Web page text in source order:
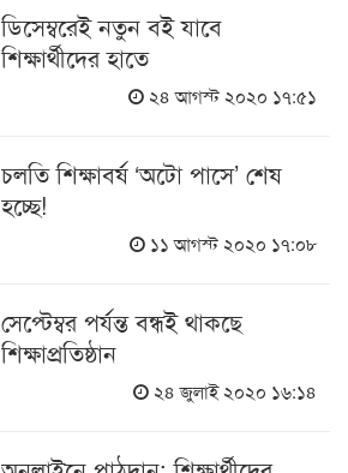
ডিসেম্বরেই নতুন বই যাবে
শিক্ষার্থীদের হাতে
২৪ আগস্ট ২০২০ ১৭:৫১
চলতি শিক্ষাবর্ষ ‘অটো পাসে’ শেষ
হচ্ছে!
১১ আগস্ট ২০২০ ১৭:০৮
সেপ্টেম্বর পর্যন্ত বন্ধই থাকছে
শিক্ষাপ্রতিষ্ঠান
২৪ জুলাই ২০২০ ১৬:১৪